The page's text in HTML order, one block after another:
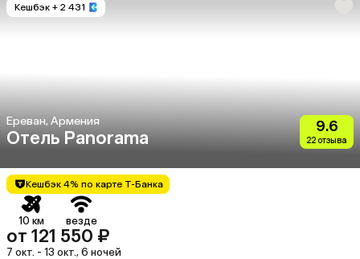
Кешбэк + 2 431
Ереван, Армения
Отель Panorama
9.6
22 отзыва
Кешбэк 4% по карте Т-Банка
10 км везде
от 121 550 ₽
7 окт. - 13 окт., 6 ночей